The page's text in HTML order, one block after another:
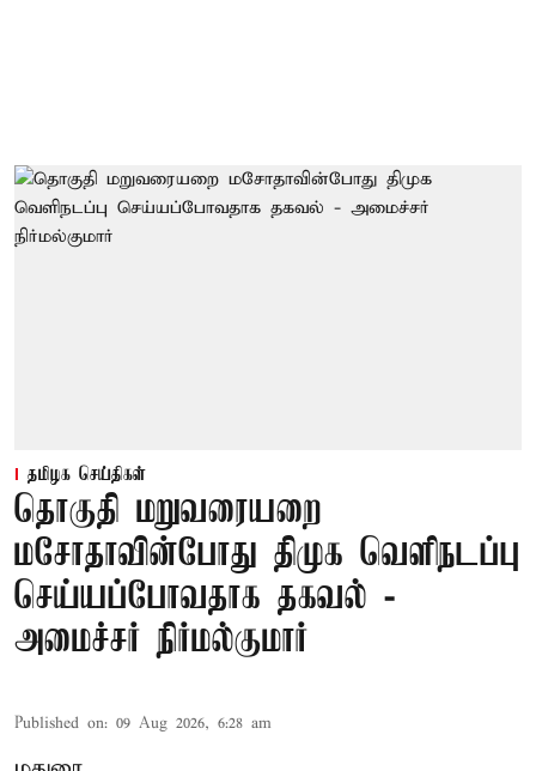
தமிழக செய்திகள்
தொகுதி மறுவரையறை
மசோதாவின்போது திமுக வெளிநடப்பு
செய்யப்போவதாக தகவல் -
அமைச்சர் நிர்மல்குமார்
Published on: 09 Aug 2026, 6:28 am